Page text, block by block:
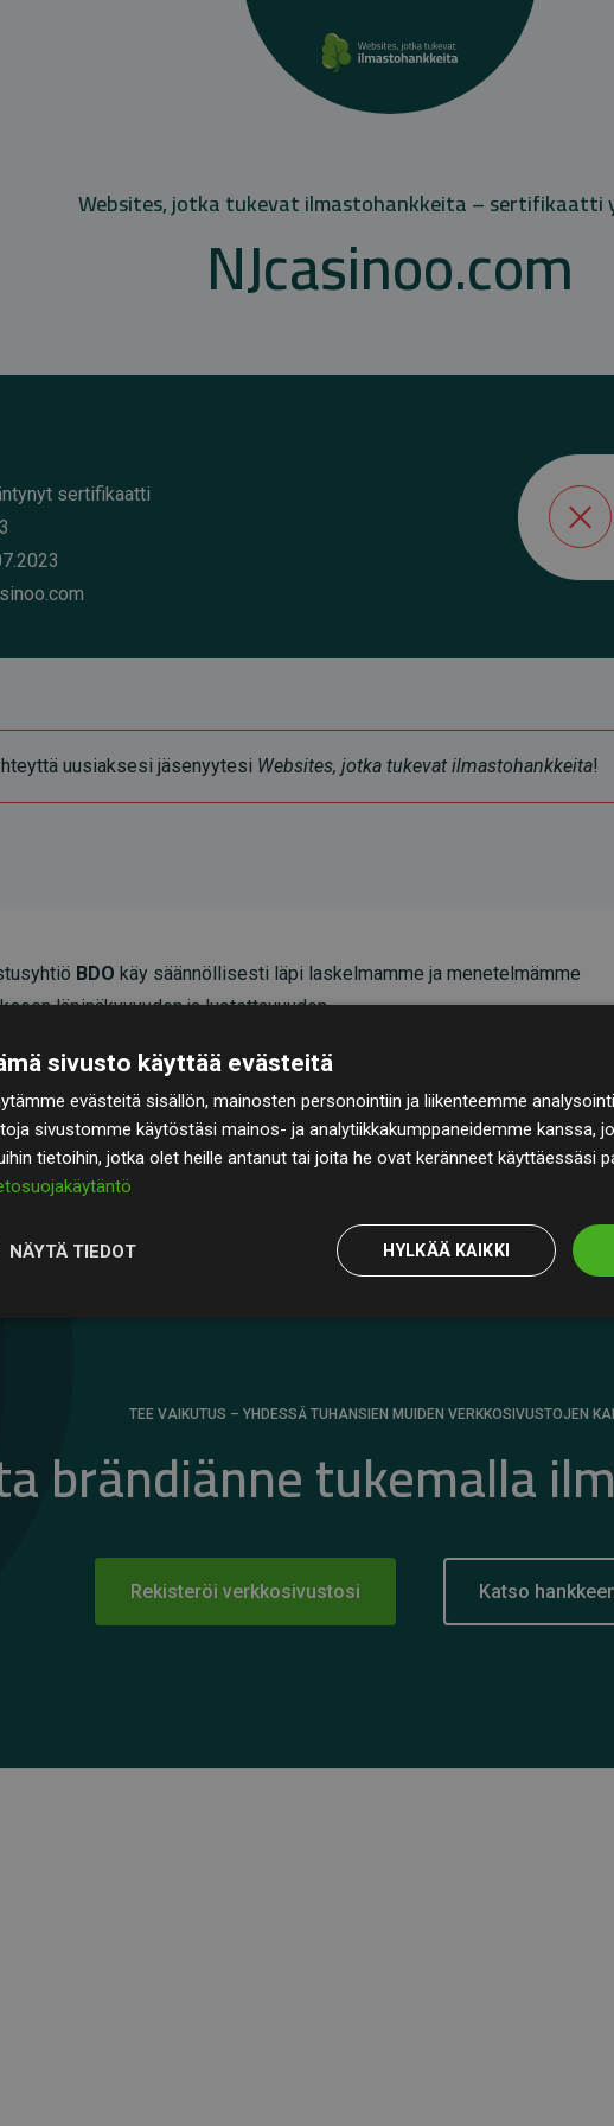
Websites, jotka tukevat ilmastohankkeita – sertifikaatti
NJcasinoo.com
sertifikaatti
uusiaksesi jäsenyytesi Websites, jotka tukevat ilmastohankkeita!
BDO käy säännöllisesti läpi laskelmamme ja menetelmämme
läpinäkyvyyden ja luotettavuuden.
osoittavat, että investoinnit ilmastohankkeisiin
– selkeä todiste toimintatapamme todellisesta
TEE VAIKUTUS – YHDESSÄ TUHANSIEN MUIDEN VERKKOSIVUSTOJEN
brändiänne tukemalla
Rekisteröi verkkosivustosi Katso
sivusto käyttää evästeitä
evästeitä sisällön, mainosten personointiin ja liikenteemme
sivustomme käytöstäsi mainos- ja analytiikkakumppaneidemme kanssa,
tietoihin, jotka olet heille antanut tai joita he ovat keränneet käyttäessäsi
HYLKÄÄ KAIKKI
NÄYTÄ TIEDOT